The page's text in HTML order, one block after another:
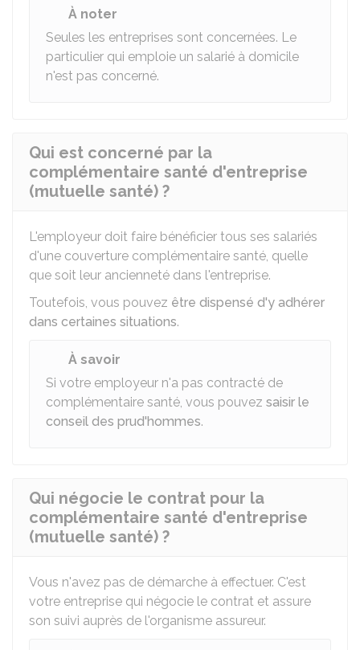
À noter
Seules les entreprises sont concernées. Le
particulier qui emploie un salarié à domicile
n'est pas concerné.
Qui est concerné par la
complémentaire santé d'entreprise
(mutuelle santé) ?
L'employeur doit faire bénéficier tous ses salariés
d'une couverture complémentaire santé, quelle
que soit leur ancienneté dans l'entreprise.
Toutefois, vous pouvez être dispensé d'y adhérer
dans certaines situations.
À savoir
Si votre employeur n'a pas contracté de
complémentaire santé, vous pouvez saisir le
conseil des prud'hommes.
Qui négocie le contrat pour la
complémentaire santé d'entreprise
(mutuelle santé) ?
Vous n'avez pas de démarche à effectuer. C'est
votre entreprise qui négocie le contrat et assure
son suivi auprès de l'organisme assureur.